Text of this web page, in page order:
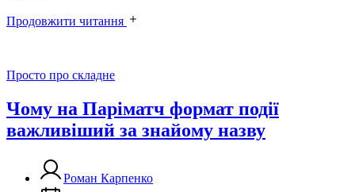
Продовжити читання
Категорії
Просто про складне
Чому на Паріматч формат події
важливіший за знайому назву
Роман Карпенко